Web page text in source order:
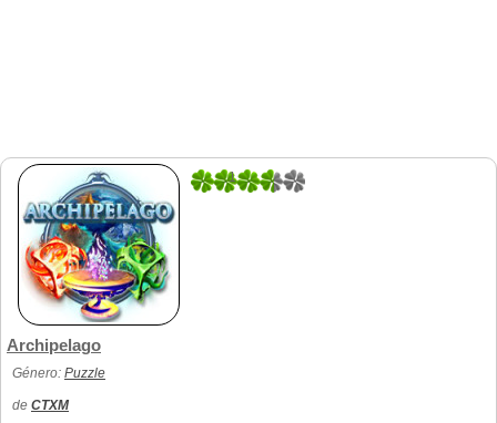
1
Archipelago
Género: Puzzle
de CTXM